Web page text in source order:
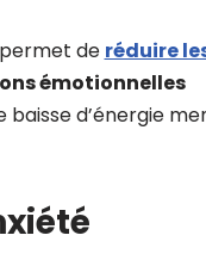
de réduire
émotionnelles
baisse d’énergie